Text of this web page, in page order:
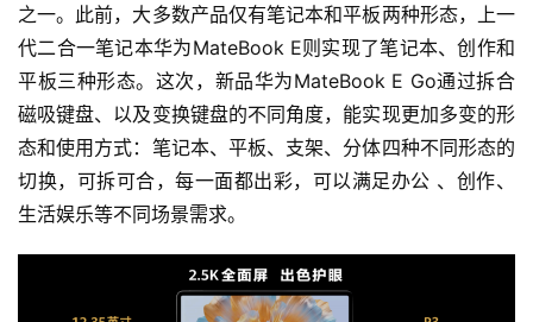
之一。此前，大多数产品仅有笔记本和平板两种形态，上一
代二合一笔记本华为MateBook E则实现了笔记本、创作和
平板三种形态。这次，新品华为MateBook E Go通过拆合
磁吸键盘、以及变换键盘的不同角度，能实现更加多变的形
态和使用方式：笔记本、平板、支架、分体四种不同形态的
切换，可拆可合，每一面都出彩，可以满足办公 、创作、
生活娱乐等不同场景需求。